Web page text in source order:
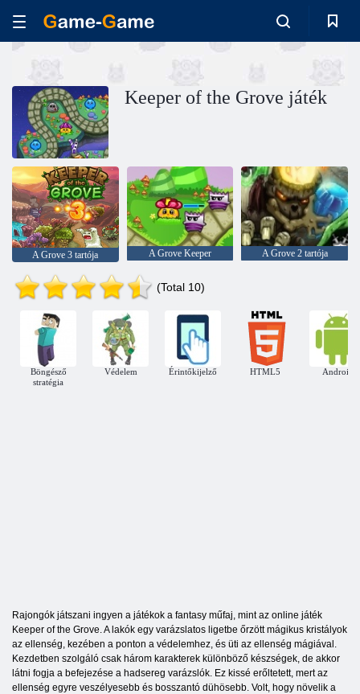
Keeper of the Grove játék
A Grove 3 tartója A Grove Keeper A Grove 2 tartója
(Total 10)
Böngésző
stratégia
Védelem Érintőkijelző HTML5 Android
Rajongók játszani ingyen a játékok a fantasy műfaj, mint az online játék
Keeper of the Grove. A lakók egy varázslatos ligetbe őrzött mágikus kristályok
az ellenség, kezében a ponton a védelemhez, és üti az ellenség mágiával.
Kezdetben szolgáló csak három karakterek különböző készségek, de akkor
látni fogja a befejezése a hadsereg varázslók. Ez kissé erőltetett, mert az
ellenség egyre veszélyesebb és bosszantó dühösebb. Volt, hogy növelik a